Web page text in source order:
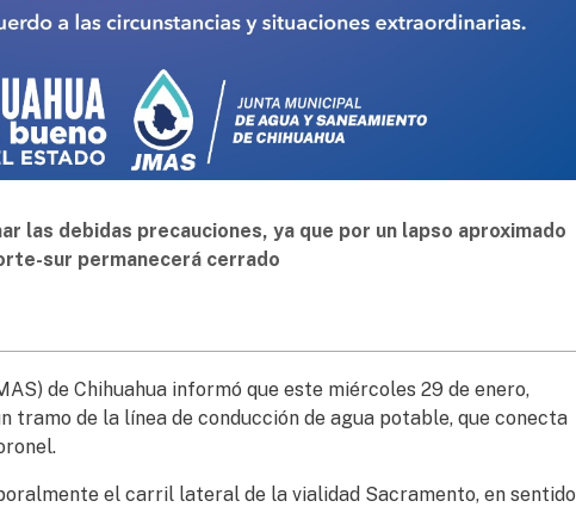
las debidas precauciones, ya que por un lapso aproximado
sur permanecerá cerrado
de Chihuahua informó que este miércoles 29 de enero,
tramo de la línea de conducción de agua potable, que conecta
el carril lateral de la vialidad Sacramento, en sentido